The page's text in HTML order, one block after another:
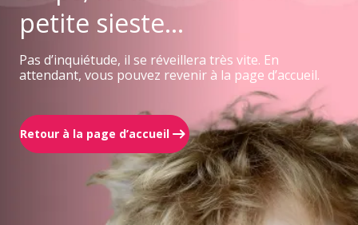
petite sieste...
Pas d’inquiétude, il se réveillera très vite. En
attendant, vous pouvez revenir à la page d’accueil.
Retour à la page d’accueil